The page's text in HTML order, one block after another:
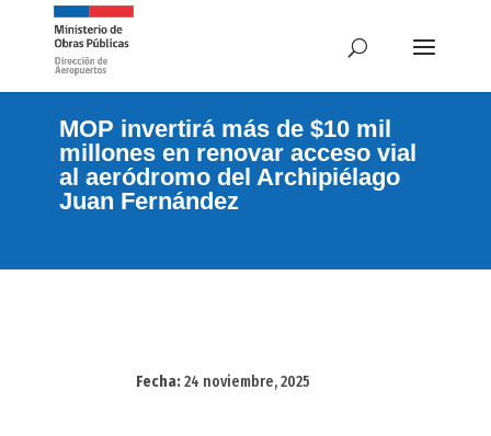
MOP invertirá más de $10 mil
millones en renovar acceso vial
al aeródromo del Archipiélago
Juan Fernández
Fecha:24 noviembre, 2025